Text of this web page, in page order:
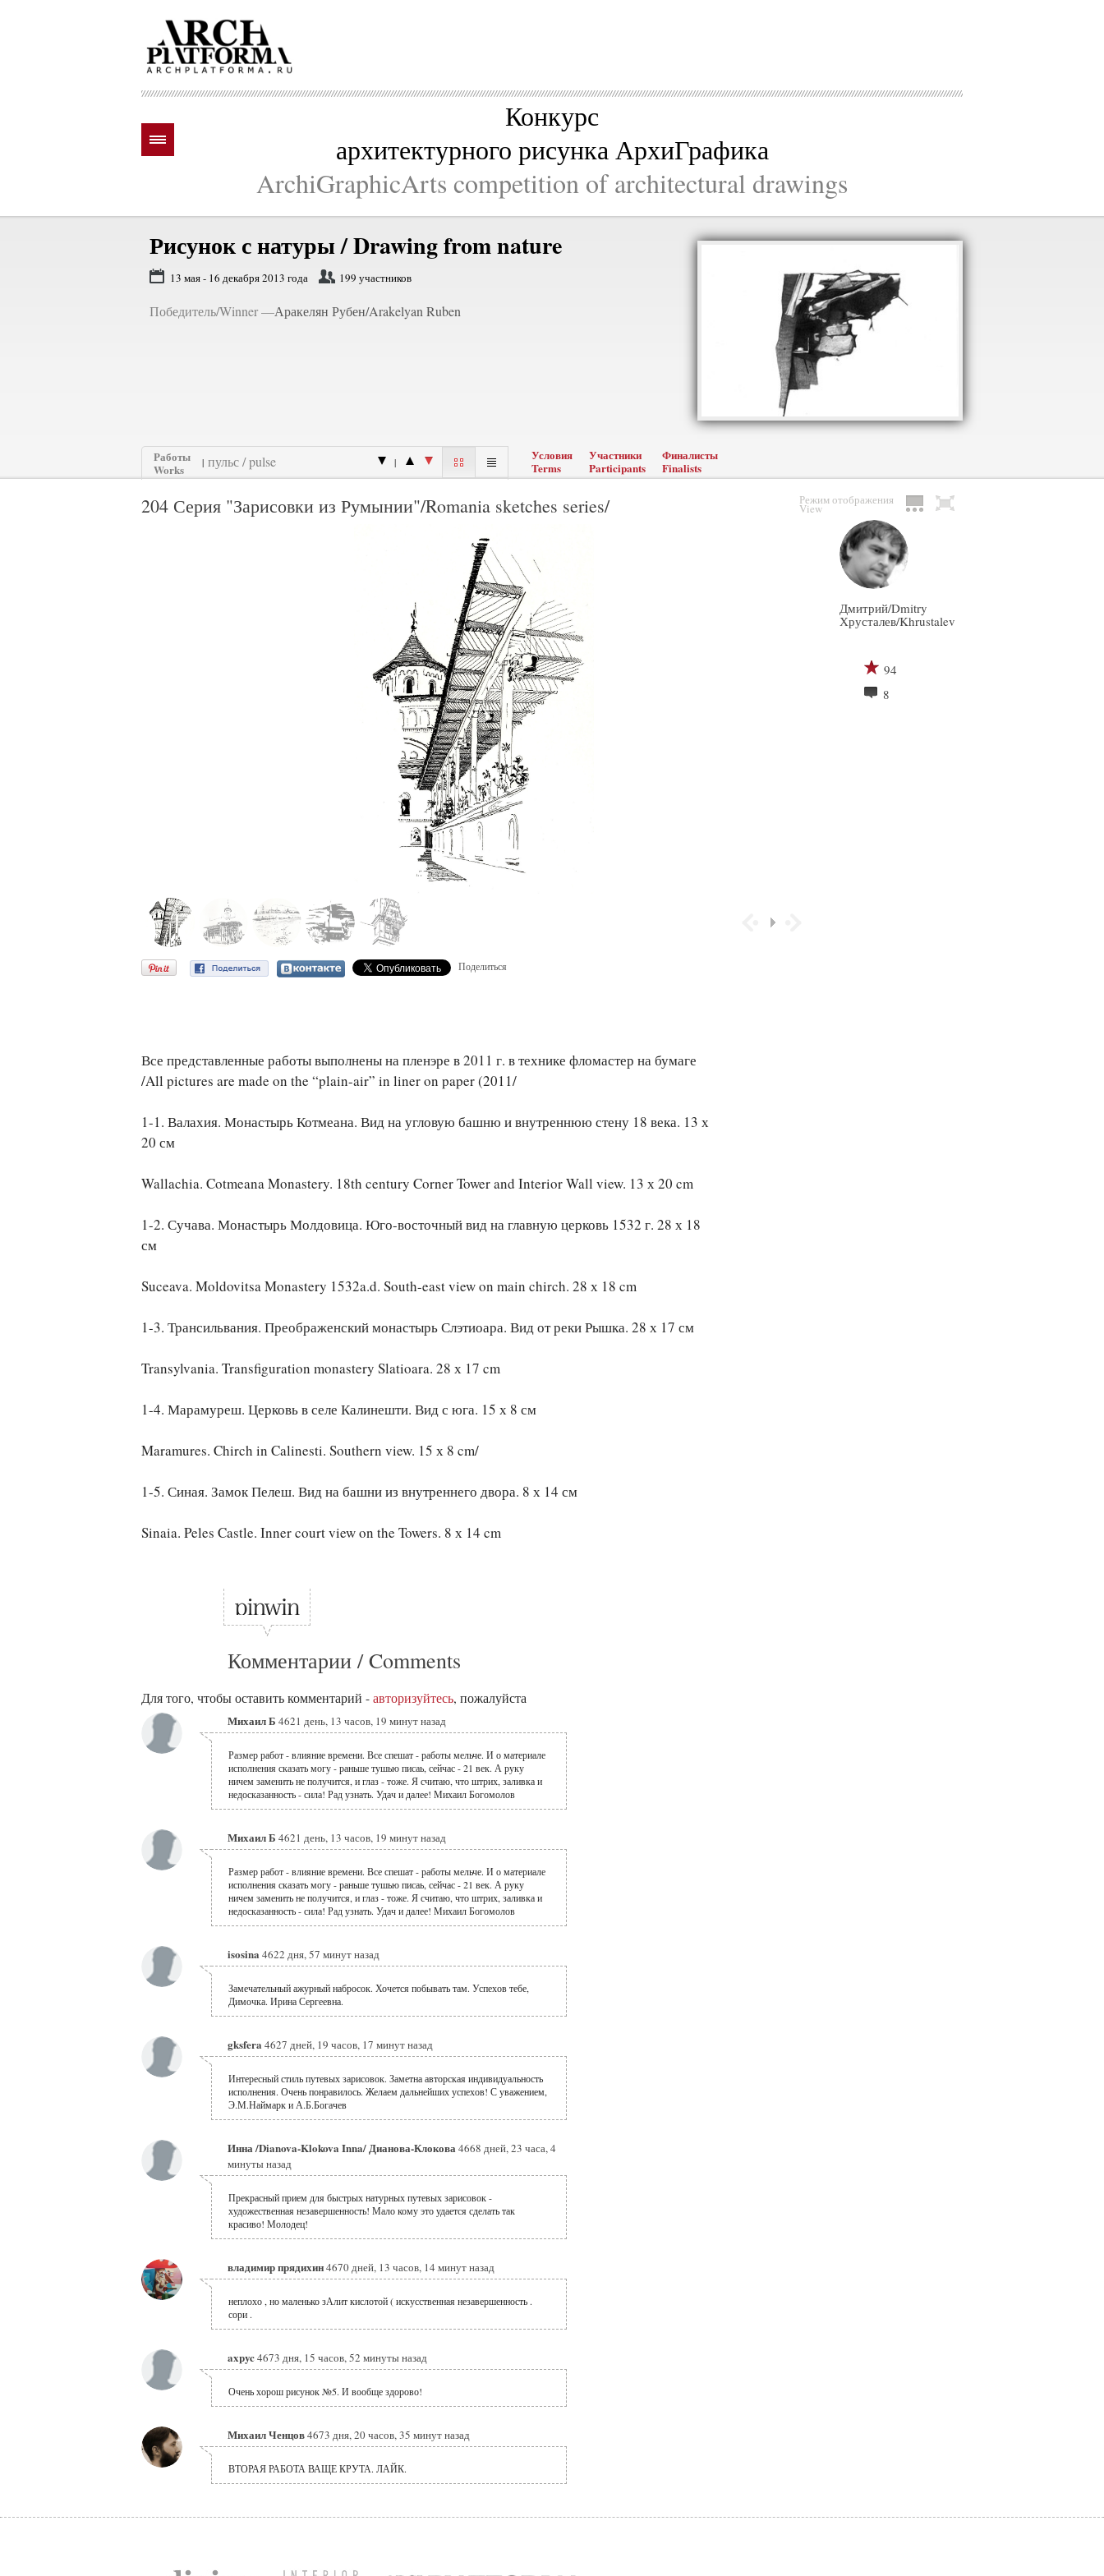
Конкурс
архитектурного рисунка АрхиГрафика
ArchiGraphicArts competition of architectural drawings
Рисунок с натуры /Drawing from nature
13 мая - 16 декабря 2013 года 199 участников
Победитель/Winner —Аракелян Рубен/Arakelyan Ruben
Работы
Works
| |
Условия
Terms
Участники
Participants
Финалисты
Finalists
204 Серия "Зарисовки из Румынии"/Romania sketches series/ Режим отображения
View
Дмитрий/Dmitry
Хрусталев/Khrustalev
94
8
Поделиться
Все представленные работы выполнены на пленэре в 2011 г. в технике фломастер на бумаге
/All pictures are made on the “plain-air” in liner on paper (2011/
1-1. Валахия. Монастырь Котмеана. Вид на угловую башню и внутреннюю стену 18 века. 13 х
20 см
Wallachia. Cotmeana Monastery. 18th century Corner Tower and Interior Wall view. 13 х 20 cm
1-2. Сучава. Монастырь Молдовица. Юго-восточный вид на главную церковь 1532 г. 28 х 18
см
Suceava. Moldovitsa Monastery 1532a.d. South-east view on main chirch. 28 х 18 cm
1-3. Трансильвания. Преображенский монастырь Слэтиоара. Вид от реки Рышка. 28 х 17 см
Transylvania. Transfiguration monastery Slatioara. 28 х 17 cm
1-4. Марамуреш. Церковь в селе Калинешти. Вид с юга. 15 х 8 см
Maramures. Chirch in Calinesti. Southern view. 15 х 8 cm/
1-5. Синая. Замок Пелеш. Вид на башни из внутреннего двора. 8 х 14 см
Sinaia. Peles Castle. Inner court view on the Towers. 8 х 14 cm
Комментарии / Comments
Для того, чтобы оставить комментарий - авторизуйтесь, пожалуйста
Михаил Б 4621 день, 13 часов, 19 минут назад
Размер работ - влияние времени. Все спешат - работы мельче. И о материале
исполнения сказать могу - раньше тушью писаь, сейчас - 21 век. А руку
ничем заменить не получится, и глаз - тоже. Я считаю, что штрих, заливка и
недосказанность - сила! Рад узнать. Удач и далее! Михаил Богомолов
Михаил Б 4621 день, 13 часов, 19 минут назад
Размер работ - влияние времени. Все спешат - работы мельче. И о материале
исполнения сказать могу - раньше тушью писаь, сейчас - 21 век. А руку
ничем заменить не получится, и глаз - тоже. Я считаю, что штрих, заливка и
недосказанность - сила! Рад узнать. Удач и далее! Михаил Богомолов
isosina 4622 дня, 57 минут назад
Замечательный ажурный набросок. Хочется побывать там. Успехов тебе,
Димочка. Ирина Сергеевна.
gksfera 4627 дней, 19 часов, 17 минут назад
Интересный стиль путевых зарисовок. Заметна авторская индивидуальность
исполнения. Очень понравилось. Желаем дальнейших успехов! С уважением,
Э.М.Наймарк и А.Б.Богачев
Инна /Dianova-Klokova Inna/ Дианова-Клокова4668 дней, 23 часа, 4
минуты назад
Прекрасный прием для быстрых натурных путевых зарисовок -
художественная незавершенность! Мало кому это удается сделать так
красиво! Молодец!
владимир прядихин4670 дней, 13 часов, 14 минут назад
неплохо , но маленько зАлит кислотой ( искусственная незавершенность .
сори .
axpyc4673 дня, 15 часов, 52 минуты назад
Очень хорош рисунок №5. И вообще здорово!
Михаил Ченцов4673 дня, 20 часов, 35 минут назад
ВТОРАЯ РАБОТА ВАЩЕ КРУТА. ЛАЙК.